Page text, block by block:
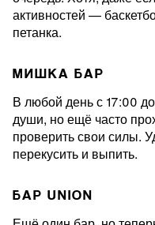
активностей —
петанка.
МИШКА БАР
В любой день с 17:00
души, но ещё часто
проверить свои силы.
перекусить и выпить.
БАР UNION